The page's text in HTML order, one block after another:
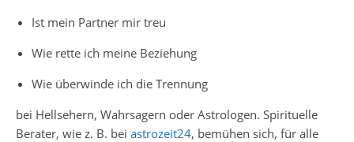
Ist mein Partner mir treu
Wie rette ich meine Beziehung
Wie überwinde ich die Trennung
bei Hellsehern, Wahrsagern oder Astrologen. Spirituelle
Berater, wie z. B. bei astrozeit24, bemühen sich, für alle